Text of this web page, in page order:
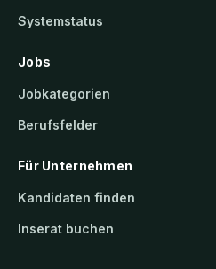
Systemstatus
Jobs
Jobkategorien
Berufsfelder
Für Unternehmen
Kandidaten finden
Inserat buchen